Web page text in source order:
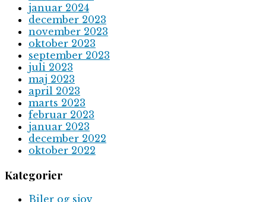
januar 2024
december 2023
november 2023
oktober 2023
september 2023
juli 2023
maj 2023
april 2023
marts 2023
februar 2023
januar 2023
december 2022
oktober 2022
Kategorier
Biler og sjov